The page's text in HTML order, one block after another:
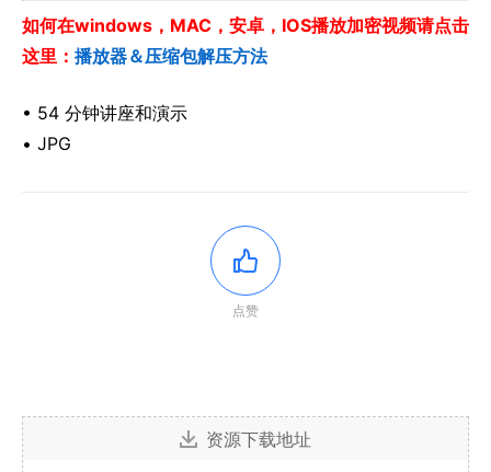
如何在windows，MAC，安卓，IOS播放加密视频请点击
这里： 播放器＆压缩包解压方法
• 54 分钟讲座和演示
• JPG
点赞
资源下载地址